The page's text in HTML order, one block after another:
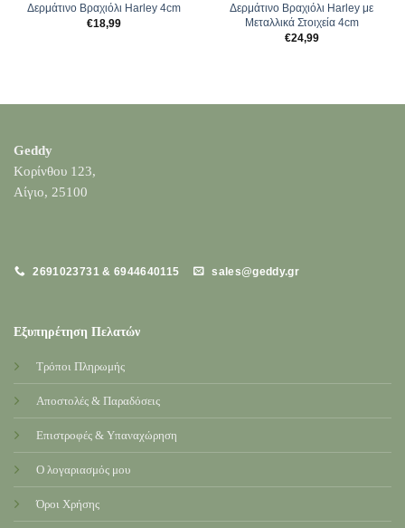
Δερμάτινο Βραχιόλι Harley 4cm
€18,99
Δερμάτινο Βραχιόλι Harley με
Μεταλλικά Στοιχεία 4cm
€24,99
Geddy
Κορίνθου 123,
Αίγιο, 25100
2691023731 & 6944640115 sales@geddy.gr
Εξυπηρέτηση Πελατών
Τρόποι Πληρωμής
Αποστολές & Παραδόσεις
Επιστροφές & Υπαναχώρηση
Ο λογαριασμός μου
Όροι Χρήσης